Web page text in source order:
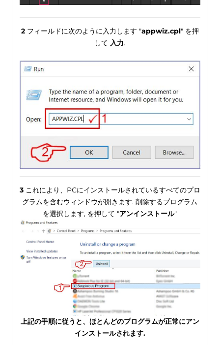
2フィールドに次のように入力します "appwiz.cpl" を押
して 入力.
3これにより、PCにインストールされているすべてのプロ
グラムを含むウィンドウが開きます. 削除するプログラム
を選択します, を押して "アンインストール"
上記の手順に従うと、ほとんどのプログラムが正常にアン
インストールされます.